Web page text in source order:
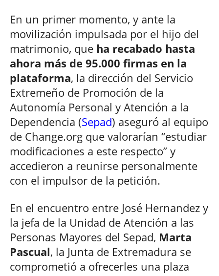
En un primer momento, y ante la
movilización impulsada por el hijo del
matrimonio, que ha recabado hasta
ahora más de 95.000 firmas en la
plataforma, la dirección del Servicio
Extremeño de Promoción de la
Autonomía Personal y Atención a la
Dependencia (Sepad) aseguró al equipo
de Change.org que valorarían “estudiar
modificaciones a este respecto” y
accedieron a reunirse personalmente
con el impulsor de la petición.
En el encuentro entre José Hernandez y
la jefa de la Unidad de Atención a las
Personas Mayores del Sepad, Marta
Pascual, la Junta de Extremadura se
comprometió a ofrecerles una plaza